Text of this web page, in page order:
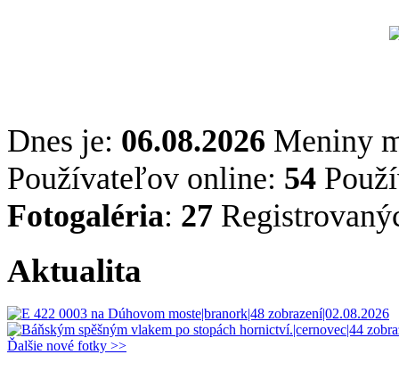
Dnes je: 06.08.2026 Meniny
Používateľov online: 54
Fotogaléria: 27
Aktualita
Ďalšie nové fotky >>